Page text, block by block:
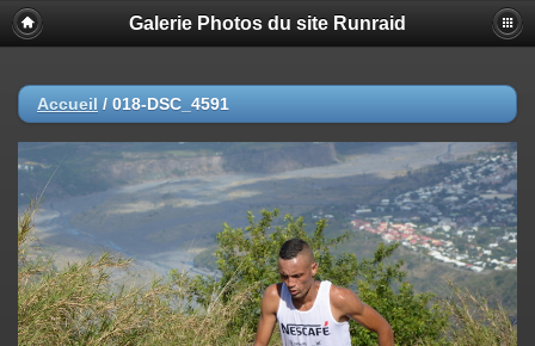
Galerie Photos du site Runraid
Accueil / 018-DSC_4591